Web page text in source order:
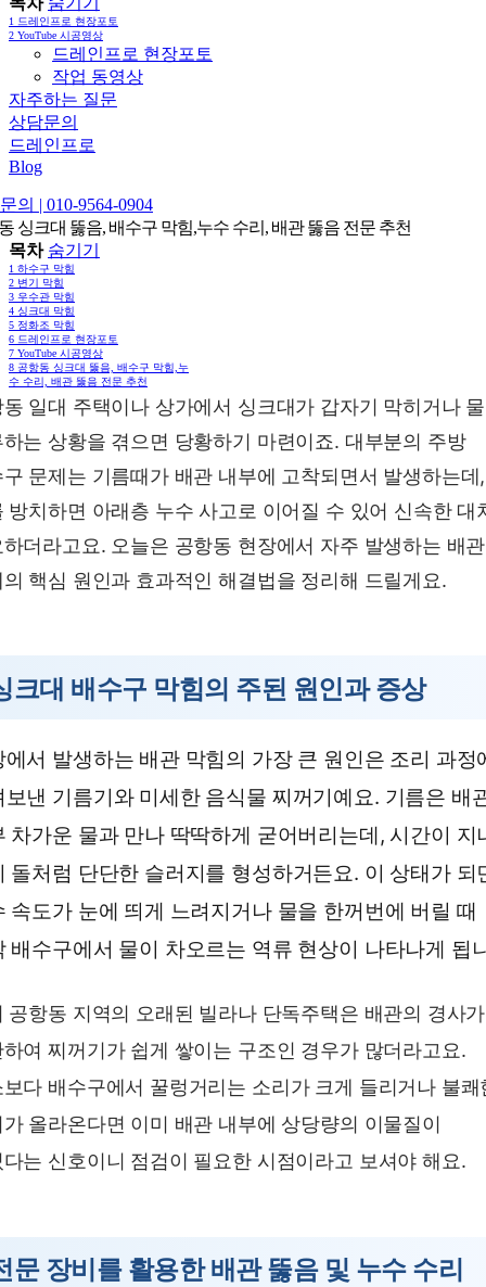
1 드레인프로 현장포토
2 YouTube 시공영상
드레인프로 현장포토
작업 동영상
자주하는 질문
상담문의
드레인프로
Blog
의 | 010-9564-0904
싱크대 뚫음, 배수구 막힘,누수 수리, 배관 뚫음 전문 추천
목차 숨기기
1 하수구 막힘
2 변기 막힘
3 우수관 막힘
4 싱크대 막힘
5 정화조 막힘
6 드레인프로 현장포토
7 YouTube 시공영상
8 공항동 싱크대 뚫음, 배수구 막힘,누
수 수리, 배관 뚫음 전문 추천
일대 주택이나 상가에서 싱크대가 갑자기 막히거나
는 상황을 겪으면 당황하기 마련이죠. 대부분의 주방
문제는 기름때가 배관 내부에 고착되면서 발생하는데,
방치하면 아래층 누수 사고로 이어질 수 있어 신속한 대
더라고요. 오늘은 공항동 현장에서 자주 발생하는 배관
핵심 원인과 효과적인 해결법을 정리해 드릴게요.
크대 배수구 막힘의 주된 원인과 증상
에서 발생하는 배관 막힘의 가장 큰 원인은 조리 과정
보낸 기름기와 미세한 음식물 찌꺼기예요. 기름은 배
차가운 물과 만나 딱딱하게 굳어버리는데, 시간이 지
돌처럼 단단한 슬러지를 형성하거든요. 이 상태가 되
속도가 눈에 띄게 느려지거나 물을 한꺼번에 버릴 때
배수구에서 물이 차오르는 역류 현상이 나타나게 됩
공항동 지역의 오래된 빌라나 단독주택은 배관의 경사가
여 찌꺼기가 쉽게 쌓이는 구조인 경우가 많더라고요.
다 배수구에서 꿀렁거리는 소리가 크게 들리거나 불쾌
올라온다면 이미 배관 내부에 상당량의 이물질이
는 신호이니 점검이 필요한 시점이라고 보셔야 해요.
문 장비를 활용한 배관 뚫음 및 누수 수리